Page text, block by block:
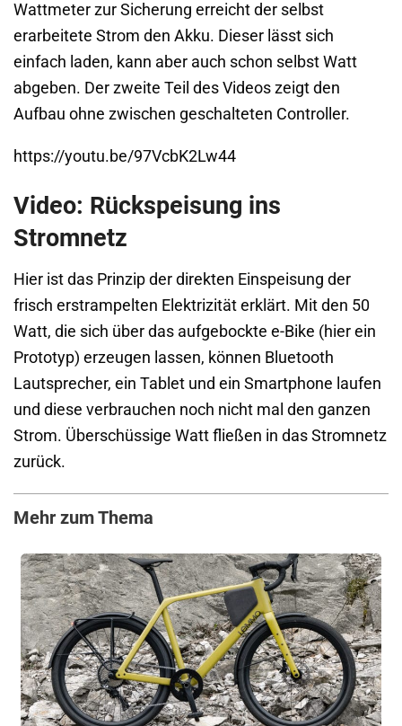
Wattmeter zur Sicherung erreicht der selbst
erarbeitete Strom den Akku. Dieser lässt sich
einfach laden, kann aber auch schon selbst Watt
abgeben. Der zweite Teil des Videos zeigt den
Aufbau ohne zwischen geschalteten Controller.
https://youtu.be/97VcbK2Lw44
Video: Rückspeisung ins
Stromnetz
Hier ist das Prinzip der direkten Einspeisung der
frisch erstrampelten Elektrizität erklärt. Mit den 50
Watt, die sich über das aufgebockte e-Bike (hier ein
Prototyp) erzeugen lassen, können Bluetooth
Lautsprecher, ein Tablet und ein Smartphone laufen
und diese verbrauchen noch nicht mal den ganzen
Strom. Überschüssige Watt fließen in das Stromnetz
zurück.
Mehr zum Thema